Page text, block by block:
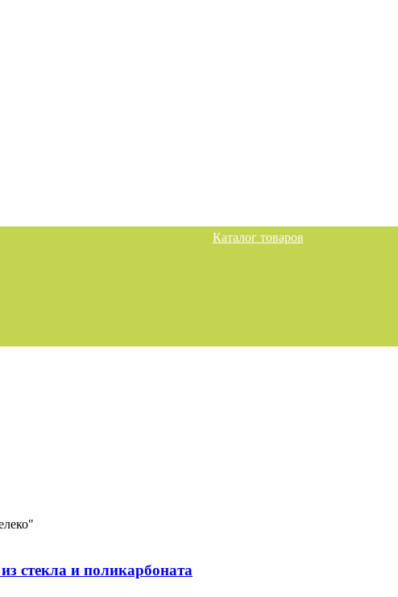
Каталог товаров
стекла и поликарбоната